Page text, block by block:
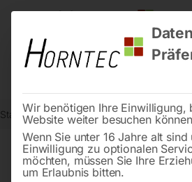
Start Drucklufttechnologie Zubehör für
Wir benötigen Ihre Einwilligung,
Website weiter besuchen
Wenn Sie unter 16 Jahre alt sind
Einwilligung zu optionalen
möchten, müssen Sie Ihre
um Erlaubnis bitten.